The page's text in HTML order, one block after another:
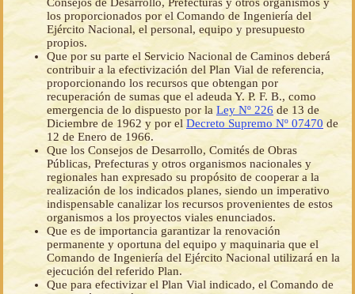
los proporcionados por el Comando de Ingeniería del
Ejército Nacional, el personal, equipo y presupuesto
propios.
Que por su parte el Servicio Nacional de Caminos deberá
contribuir a la efectivización del Plan Vial de referencia,
proporcionando los recursos que obtengan por
recuperación de sumas que el adeuda Y. P. F. B., como
emergencia de lo dispuesto por la Ley Nº 226 de 13 de
Diciembre de 1962 y por elDecreto Supremo Nº 07470 de
12 de Enero de 1966.
Que los Consejos de Desarrollo, Comités de Obras
Públicas, Prefecturas y otros organismos nacionales y
regionales han expresado su propósito de cooperar a la
realización de los indicados planes, siendo un imperativo
indispensable canalizar los recursos provenientes de estos
organismos a los proyectos viales enunciados.
Que es de importancia garantizar la renovación
permanente y oportuna del equipo y maquinaria que el
Comando de Ingeniería del Ejército Nacional utilizará en la
ejecución del referido Plan.
Que para efectivizar el Plan Vial indicado, el Comando de